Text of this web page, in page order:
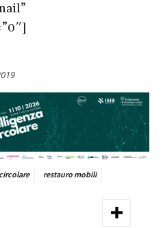
restauro mobili